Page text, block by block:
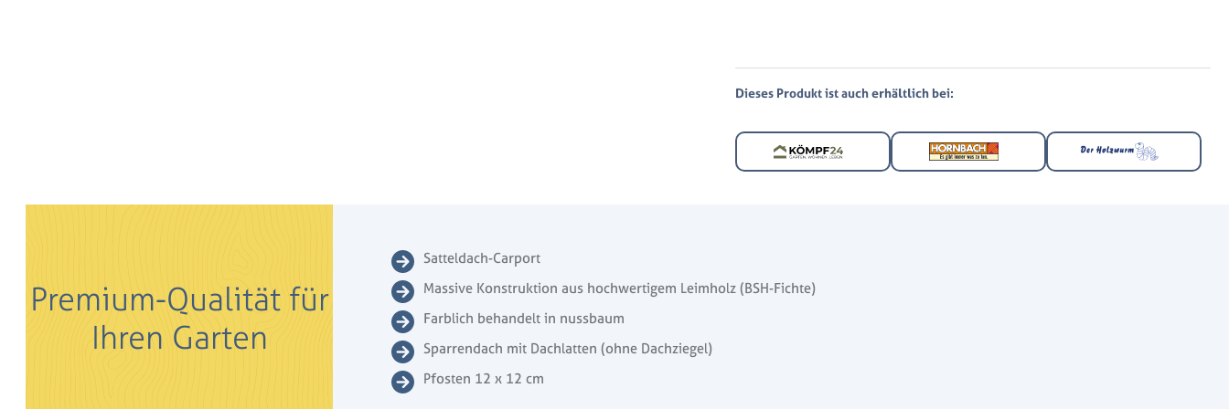
Dieses Produkt ist auch erhältlich bei:
Premium-Qualität für
Ihren Garten
Satteldach-Carport
Massive Konstruktion aus hochwertigem Leimholz (BSH-Fichte)
Farblich behandelt in nussbaum
Sparrendach mit Dachlatten (ohne Dachziegel)
Pfosten 12 x 12 cm